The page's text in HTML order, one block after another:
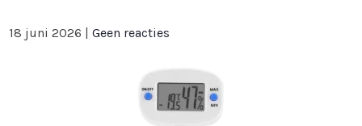
18 juni 2026 |Geen reacties